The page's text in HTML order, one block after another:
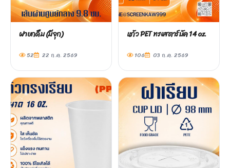
ฝายกดื่ม (มีจุก)
52 22 ก.ค. 2569
แก้ว PET ทรงสตาร์บัค 14 oz.
106 03 ก.ค. 2569